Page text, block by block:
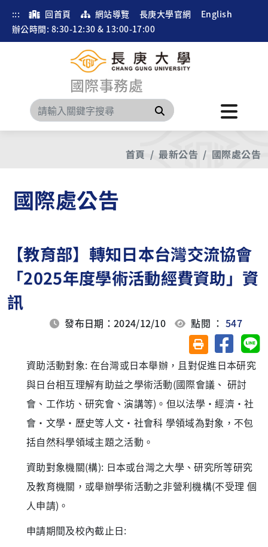
::: 回首頁 網站導覽 長庚大學官網
English
辦公時間: 8:30-12:30 & 13:00-17:00
國際事務處
搜尋
首頁 最新公告 國際處公告
國際處公告
【教育部】轉知日本台灣交流協會
「2025年度學術活動經費資助」資
訊
發布日期：2024/12/10 點閱 ：547
友善列印(另開視
分享至
資助活動對象: 在台灣或日本舉辦，且對促進日本研究
與日台相互理解有助益之學術活動(國際會議、 研討
會、工作坊、研究會、演講等)。但以法學・經濟・社
會・文學・歷史等人文・社會科 學領域為對象，不包
括自然科學領域主題之活動。
資助對象機關(構): 日本或台灣之大學、研究所等研究
及教育機關，或舉辦學術活動之非營利機構(不受理 個
人申請)。
申請期間及校內截止日: